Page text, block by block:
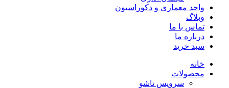
واحد معماری و دکوراسیون
وبلاگ
تماس با ما
درباره ما
سبد خرید
خانه
محصولات
سرویس تاشو